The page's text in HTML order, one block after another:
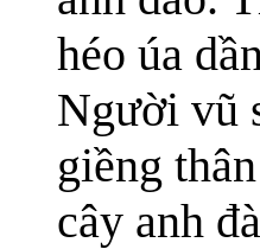
héo úa
Người vũ
giềng
cây anh